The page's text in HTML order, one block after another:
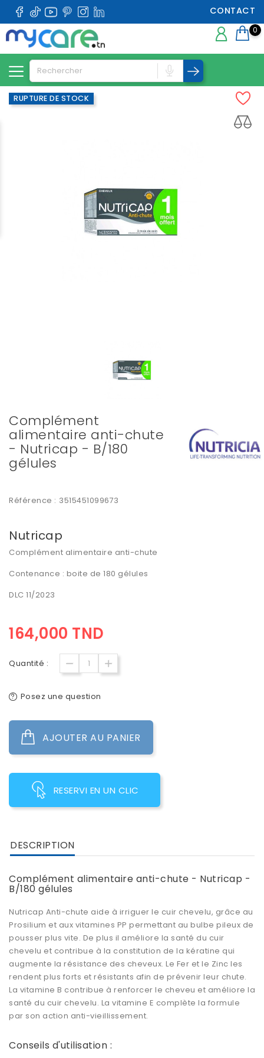
CONTACT
0
RUPTURE DE STOCK
Complément
alimentaire anti-chute
- Nutricap - B/180
gélules
Référence : 3515451099673
Nutricap
Complément alimentaire anti-chute
Contenance : boite de 180 gélules
DLC 11/2023
164,000 TND
Quantité :
Posez une question
AJOUTER AU PANIER
RESERVI EN UN CLIC
DESCRIPTION
Complément alimentaire anti-chute - Nutricap -
B/180 gélules
Nutricap Anti-chute aide à irriguer le cuir chevelu, grâce au
Prosilium et aux vitamines PP permettant au bulbe pileux de
pousser plus vite. De plus il améliore la santé du cuir
chevelu et contribue à la constitution de la kératine qui
augmente la résistance des cheveux. Le Fer et le Zinc les
rendent plus forts et résistants afin de prévenir leur chute.
La vitamine B contribue à renforcer le cheveu et améliore la
santé du cuir chevelu. La vitamine E complète la formule
par son action anti-vieillissement.
Conseils d'utilisation :